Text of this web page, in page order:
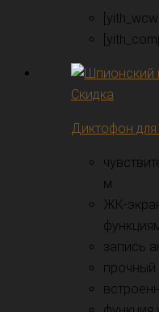
Скидка
Диктофон
м
ЖК-
запись